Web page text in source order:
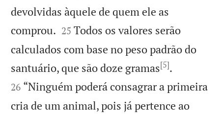
devolvidas àquele de quem ele as
comprou. 

25 Todos os valores serão
calculados com base no peso padrão do
santuário, que são doze gramas[5].
26 “Ninguém poderá consagrar a primeira
cria de um animal, pois já pertence ao